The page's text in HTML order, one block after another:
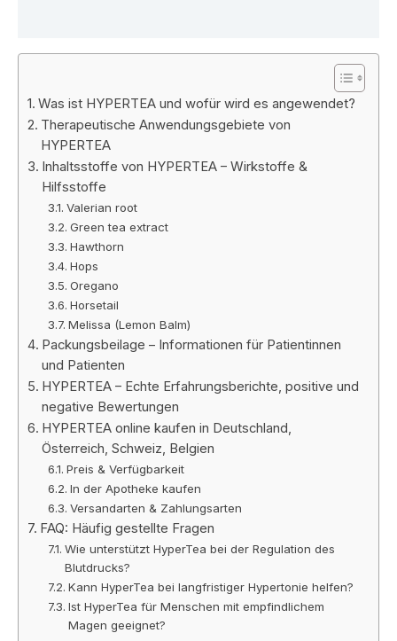
Was ist HYPERTEA und wofür wird es angewendet?
Therapeutische Anwendungsgebiete von
HYPERTEA
Inhaltsstoffe von HYPERTEA – Wirkstoffe &
Hilfsstoffe
Valerian root
Green tea extract
Hawthorn
Hops
Oregano
Horsetail
Melissa (Lemon Balm)
Packungsbeilage – Informationen für Patientinnen
und Patienten
HYPERTEA – Echte Erfahrungsberichte, positive und
negative Bewertungen
HYPERTEA online kaufen in Deutschland,
Österreich, Schweiz, Belgien
Preis & Verfügbarkeit
In der Apotheke kaufen
Versandarten & Zahlungsarten
FAQ: Häufig gestellte Fragen
Wie unterstützt HyperTea bei der Regulation des
Blutdrucks?
Kann HyperTea bei langfristiger Hypertonie helfen?
Ist HyperTea für Menschen mit empfindlichem
Magen geeignet?